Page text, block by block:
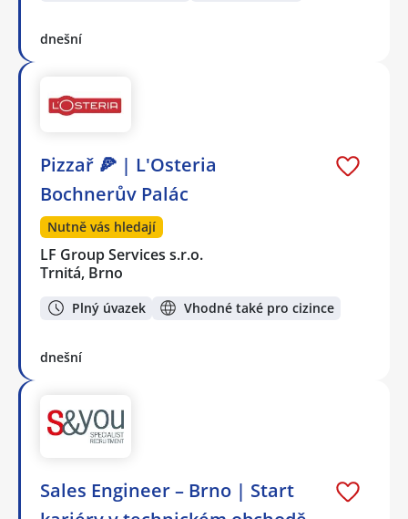
dnešní
Pizzař 🍕 | L'Osteria
Bochnerův Palác
Nutně vás hledají
LF Group Services s.r.o.
Trnitá, Brno
Plný úvazek Vhodné také pro cizince
dnešní
Sales Engineer – Brno | Start